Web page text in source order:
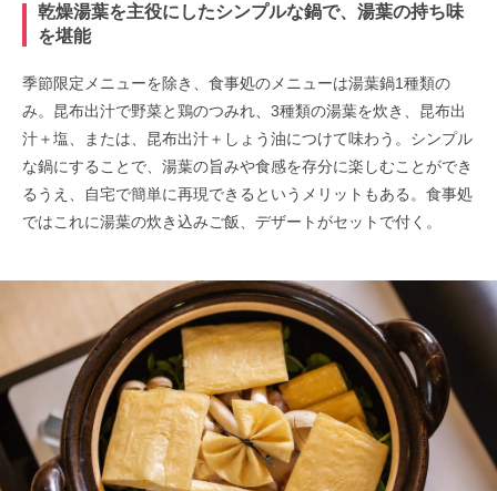
乾燥湯葉を主役にしたシンプルな鍋で、湯葉の持ち味
を堪能
季節限定メニューを除き、食事処のメニューは湯葉鍋1種類の
み。昆布出汁で野菜と鶏のつみれ、3種類の湯葉を炊き、昆布出
汁＋塩、または、昆布出汁＋しょう油につけて味わう。シンプル
な鍋にすることで、湯葉の旨みや食感を存分に楽しむことができ
るうえ、自宅で簡単に再現できるというメリットもある。食事処
ではこれに湯葉の炊き込みご飯、デザートがセットで付く。